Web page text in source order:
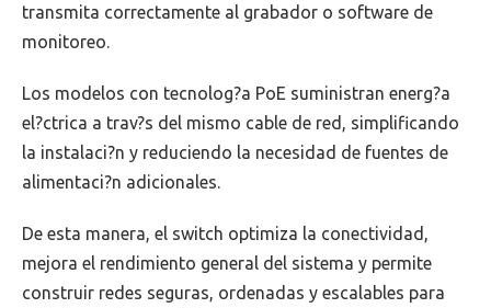
transmita correctamente al grabador o software de
monitoreo.
Los modelos con tecnolog?a PoE suministran energ?a
el?ctrica a trav?s del mismo cable de red, simplificando
la instalaci?n y reduciendo la necesidad de fuentes de
alimentaci?n adicionales.
De esta manera, el switch optimiza la conectividad,
mejora el rendimiento general del sistema y permite
construir redes seguras, ordenadas y escalables para